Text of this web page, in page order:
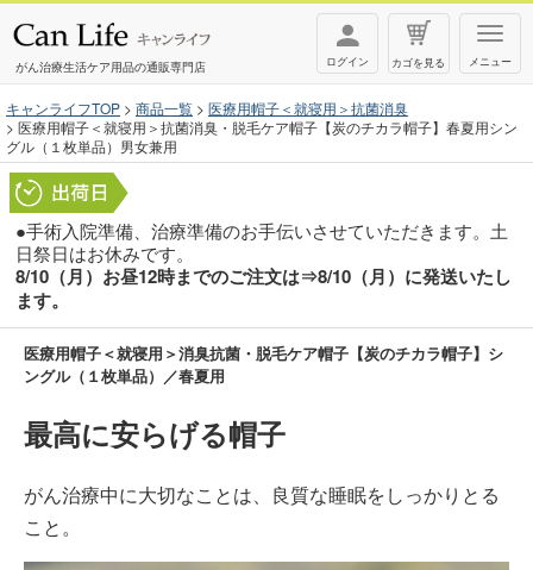
T
o
g
l
n
a
i
g
o
メニュー
カゴを見る
ログイン
がん治療生活ケア用品の通販専門店
キャンライフTOP 商品一覧
医療用帽子＜就寝用＞抗菌消臭
医療用帽子＜就寝用＞抗菌消臭・脱毛ケア帽子【炭のチカラ帽子】春夏用シン
グル（１枚単品）男女兼用
●手術入院準備、治療準備のお手伝いさせていただきます。土
日祭日はお休みです。
8/10（月）お昼12時までのご注文は⇒8/10（月）に発送いたし
ます。
医療用帽子＜就寝用＞消臭抗菌・脱毛ケア帽子【炭のチカラ帽子】シ
ングル（１枚単品）／春夏用
最高に安らげる帽子
がん治療中に大切なことは、良質な睡眠をしっかりとる
こと。